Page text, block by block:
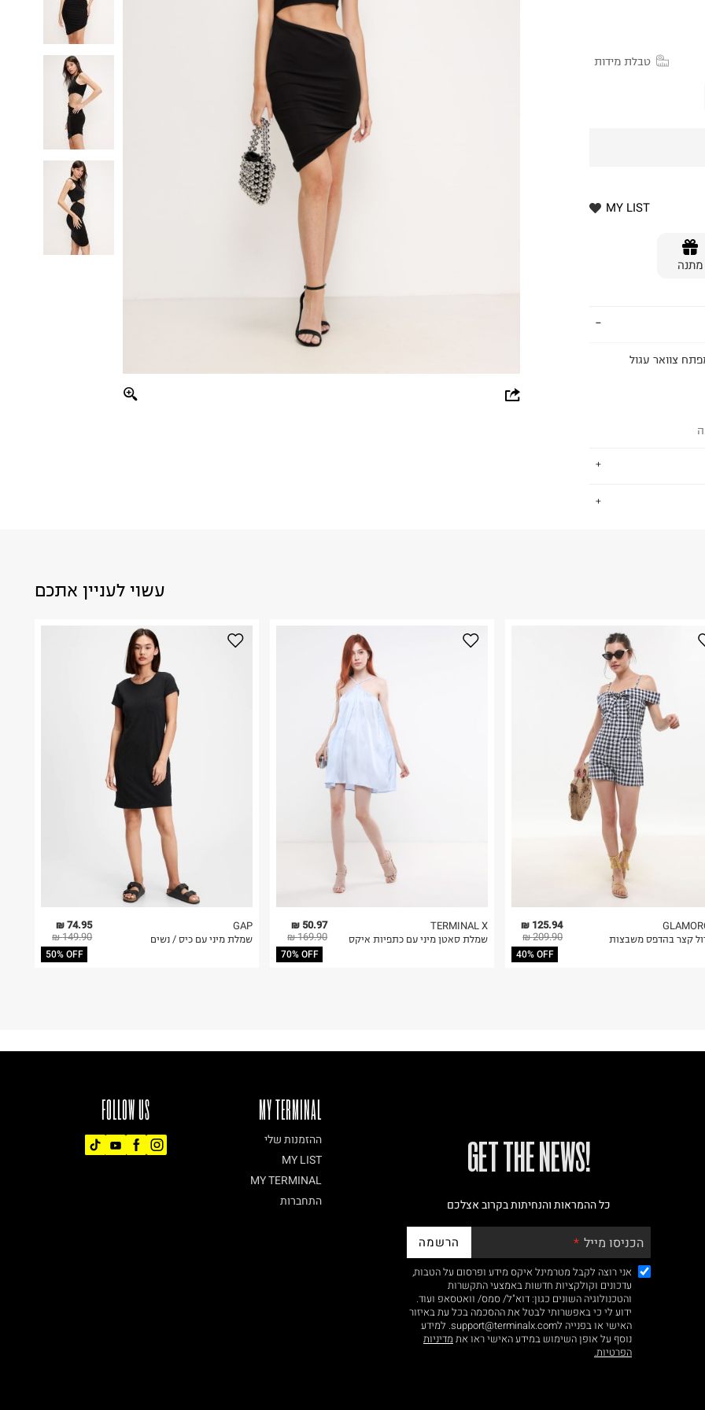
טבלת מידות
MY LIST
מתנה
צוואר עגול
על גבי החבילה
באתר בלבד
בלבד. לא ניתן
עשוי לעניין אתכם
74.95 ₪
149.90 ₪
50% OFF
GAP
שמלת מיני עם כיס / נשים
50.97 ₪
169.90 ₪
70% OFF
TERMINAL X
שמלת סאטן מיני עם כתפיות איקס
125.94 ₪
209.90 ₪
40% OFF
קצר בהדפס משבצות
FOLLOW US MY TERMINAL
ההזמנות שלי
MY LIST
MY TERMINAL
התחברות
!GET THE NEWS
כל ההמראות והנחיתות בקרוב אצלכם
הכניסו מייל הרשמה
אני רוצה לקבל מטרמינל איקס מידע ופרסום על הטבות,
עדכונים וקולקציות חדשות באמצעי התקשרות
והטכנולוגיה השונים כגון: דוא"ל/ סמס/ וואטסאפ ועוד.
ידוע לי כי באפשרותי לבטל את ההסכמה בכל עת באיזור
האישי או בפנייה לsupport@terminalx.com. למידע
נוסף על אופן השימוש במידע האישי ראו את מדיניות
הפרטיות.